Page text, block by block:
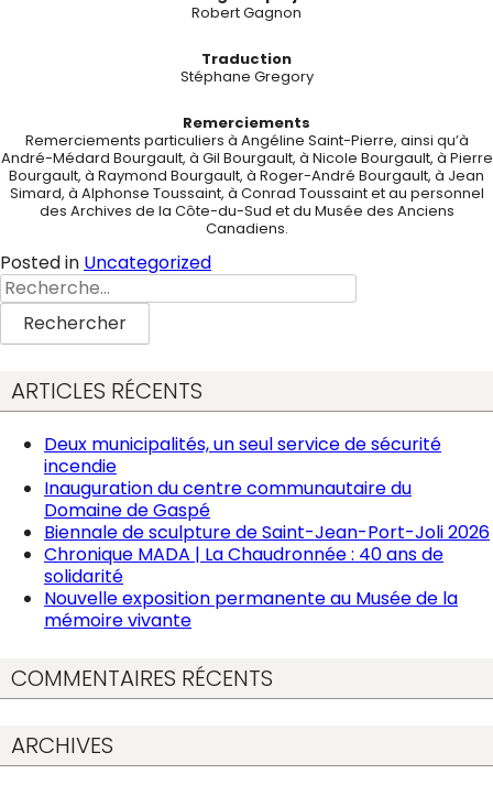
Robert Gagnon
Traduction
Stéphane Gregory
Remerciements
Remerciements particuliers à Angéline Saint-Pierre, ainsi qu’à
André-Médard Bourgault, à Gil Bourgault, à Nicole Bourgault, à Pierre
Bourgault, à Raymond Bourgault, à Roger-André Bourgault, à Jean
Simard, à Alphonse Toussaint, à Conrad Toussaint et au personnel
des Archives de la Côte-du-Sud et du Musée des Anciens
Canadiens.
Posted in Uncategorized
Rechercher :
ARTICLES RÉCENTS
Deux municipalités, un seul service de sécurité
incendie
Inauguration du centre communautaire du
Domaine de Gaspé
Biennale de sculpture de Saint-Jean-Port-Joli 2026
Chronique MADA | La Chaudronnée : 40 ans de
solidarité
Nouvelle exposition permanente au Musée de la
mémoire vivante
COMMENTAIRES RÉCENTS
ARCHIVES